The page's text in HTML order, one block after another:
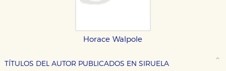
Horace Walpole
TÍTULOS DEL AUTOR PUBLICADOS EN SIRUELA
CONFIGURACIÓN DE COOKIES